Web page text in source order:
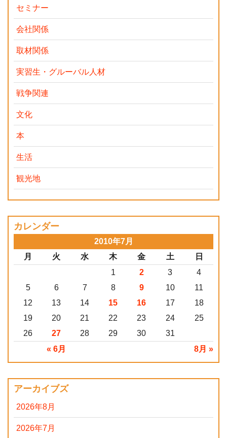
セミナー
会社関係
取材関係
実習生・グルーバル人材
戦争関連
文化
本
生活
観光地
カレンダー
2010年7月
月
火 水 木 金 土 日
« 6月 8月 »
1 2 3
4
5
6 7 8 9 10
11
12
13 14 15 16 17
18
19
20 21 22 23 24
25
26
27 28 29 30 31
アーカイブズ
2026年8月
2026年7月